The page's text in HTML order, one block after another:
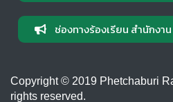
ช่องทางร้องเรียน สำนักงา
Copyright © 2019 Phetchaburi
rights reserved.